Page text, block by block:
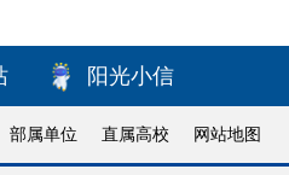
阳光小信
部属单位 直属高校 网站地图